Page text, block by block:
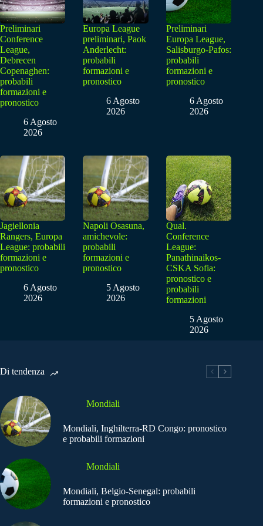
Preliminari
Conference
League,
Debrecen
Copenaghen:
probabili
formazioni e
pronostico
6 Agosto
2026
Europa League
preliminari, Paok
Anderlecht:
probabili
formazioni e
pronostico
6 Agosto
2026
Preliminari
Europa League,
Salisburgo-Pafos:
probabili
formazioni e
pronostico
6 Agosto
2026
Jagiellonia
Rangers, Europa
League: probabili
formazioni e
pronostico
6 Agosto
2026
Napoli Osasuna,
amichevole:
probabili
formazioni e
pronostico
5 Agosto
2026
Qual.
Conference
League:
Panathinaikos-
CSKA Sofia:
pronostico e
probabili
formazioni
5 Agosto
2026
Di tendenza
Mondiali
Mondiali, Inghilterra-RD Congo: pronostico
e probabili formazioni
Mondiali
Mondiali, Belgio-Senegal: probabili
formazioni e pronostico